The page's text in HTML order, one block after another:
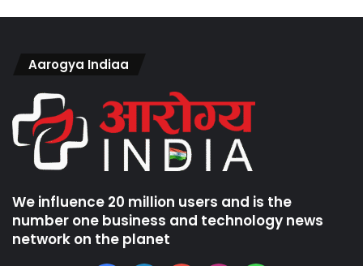
Aarogya Indiaa
We influence 20 million users and is the
number one business and technology news
network on the planet